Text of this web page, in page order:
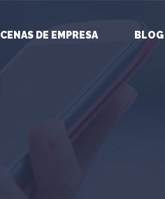
CENAS DE EMPRESA BLOG